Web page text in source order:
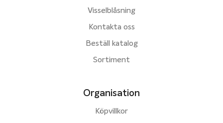
Visselblåsning
Kontakta oss
Beställ katalog
Sortiment
Organisation
Köpvillkor